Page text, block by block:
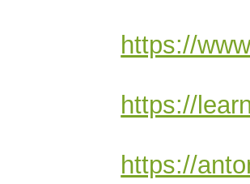
https://
https://
https://